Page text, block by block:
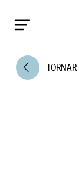
arrow_back_ios TORNAR